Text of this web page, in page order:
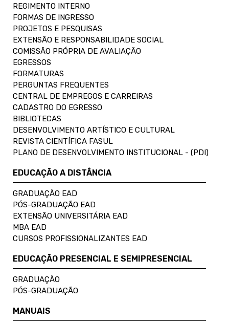
REGIMENTO INTERNO
FORMAS DE INGRESSO
PROJETOS E PESQUISAS
EXTENSÃO E RESPONSABILIDADE SOCIAL
COMISSÃO PRÓPRIA DE AVALIAÇÃO
EGRESSOS
FORMATURAS
PERGUNTAS FREQUENTES
CENTRAL DE EMPREGOS E CARREIRAS
CADASTRO DO EGRESSO
BIBLIOTECAS
DESENVOLVIMENTO ARTÍSTICO E CULTURAL
REVISTA CIENTÍFICA FASUL
PLANO DE DESENVOLVIMENTO INSTITUCIONAL - (PDI)
EDUCAÇÃO A DISTÂNCIA
GRADUAÇÃO EAD
PÓS-GRADUAÇÃO EAD
EXTENSÃO UNIVERSITÁRIA EAD
MBA EAD
CURSOS PROFISSIONALIZANTES EAD
EDUCAÇÃO PRESENCIAL E SEMIPRESENCIAL
GRADUAÇÃO
PÓS-GRADUAÇÃO
MANUAIS